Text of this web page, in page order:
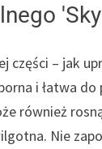
części – jak
i łatwa
również
Nie